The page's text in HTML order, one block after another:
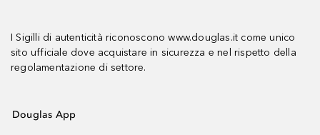
I Sigilli di autenticità riconoscono www.douglas.it come unico
sito ufficiale dove acquistare in sicurezza e nel rispetto della
regolamentazione di settore.
Douglas App